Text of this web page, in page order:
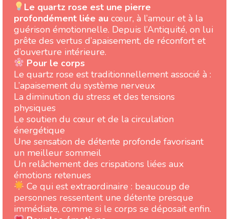
Le quartz rose est une pierre
profondément liée aucœur, à l’amour et à la
guérison émotionnelle. Depuis l’Antiquité, on lui
prête des vertus d’apaisement, de réconfort et
d’ouverture intérieure.
Pour le corps
Le quartz rose est traditionnellement associé à :
L’apaisement du système nerveux
La diminution du stress et des tensions
physiques
Le soutien du cœur et de la circulation
énergétique
Une sensation de détente profonde favorisant
un meilleur sommeil
Un relâchement des crispations liées aux
émotions retenues
Ce qui est extraordinaire : beaucoup de
personnes ressentent une détente presque
immédiate, comme si le corps se déposait enfin.